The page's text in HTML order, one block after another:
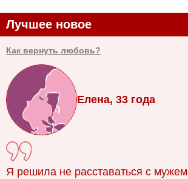
Лучшее новое
Как вернуть любовь?
Елена, 33 года
Я решила не расставаться с мужем